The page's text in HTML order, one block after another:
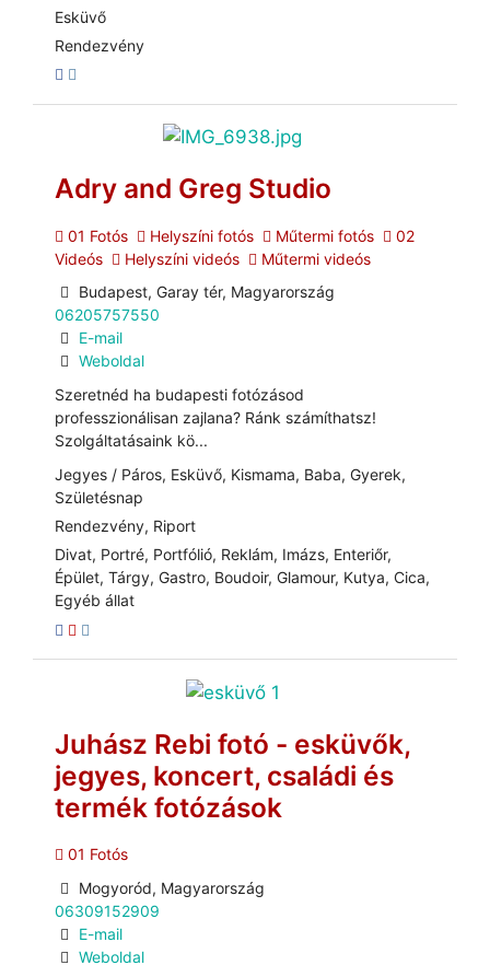
Esküvő
Rendezvény
Adry and Greg Studio
01 Fotós Helyszíni fotós Műtermi fotós
02
Videós
Helyszíni videós
Műtermi videós
Budapest, Garay tér, Magyarország
06205757550
E-mail
Weboldal
Szeretnéd ha budapesti fotózásod
professzionálisan zajlana? Ránk számíthatsz!
Szolgáltatásaink kö...
Jegyes / Páros, Esküvő, Kismama, Baba, Gyerek,
Születésnap
Rendezvény, Riport
Divat, Portré, Portfólió, Reklám, Imázs, Enteriőr,
Épület, Tárgy, Gastro, Boudoir, Glamour, Kutya, Cica,
Egyéb állat
Juhász Rebi fotó - esküvők,
jegyes, koncert, családi és
termék fotózások
01 Fotós
Mogyoród, Magyarország
06309152909
E-mail
Weboldal